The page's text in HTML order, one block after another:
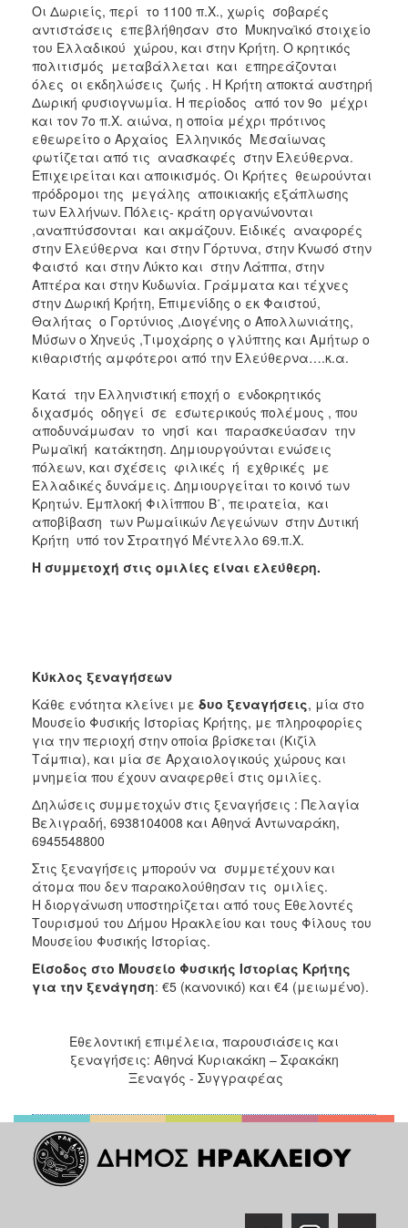
Οι Δωριείς, περί το 1100 π.Χ., χωρίς σοβαρές
αντιστάσεις επεβλήθησαν στο Μυκηναϊκό στοιχείο
του Ελλαδικού χώρου, και στην Κρήτη. Ο κρητικός
πολιτισμός μεταβάλλεται και επηρεάζονται
όλες οι εκδηλώσεις ζωής . Η Κρήτη αποκτά αυστηρή
Δωρική φυσιογνωμία. Η περίοδος από τον 9ο μέχρι
και τον 7ο π.Χ. αιώνα, η οποία μέχρι πρότινος
εθεωρείτο ο Αρχαίος Ελληνικός Μεσαίωνας
φωτίζεται από τις ανασκαφές στην Ελεύθερνα.
Επιχειρείται και αποικισμός. Οι Κρήτες θεωρούνται
πρόδρομοι της μεγάλης αποικιακής εξάπλωσης
των Ελλήνων. Πόλεις- κράτη οργανώνονται
,αναπτύσσονται και ακμάζουν. Ειδικές αναφορές
στην Ελεύθερνα και στην Γόρτυνα, στην Κνωσό στην
Φαιστό και στην Λύκτο και στην Λάππα, στην
Απτέρα και στην Κυδωνία. Γράμματα και τέχνες
στην Δωρική Κρήτη, Επιμενίδης ο εκ Φαιστού,
Θαλήτας ο Γορτύνιος ,Διογένης ο Απολλωνιάτης,
Μύσων ο Χηνεύς ,Τιμοχάρης ο γλύπτης και Αμήτωρ ο
κιθαριστής αμφότεροι από την Ελεύθερνα….κ.α.
Κατά την Ελληνιστική εποχή ο ενδοκρητικός
διχασμός οδηγεί σε εσωτερικούς πολέμους , που
αποδυνάμωσαν το νησί και παρασκεύασαν την
Ρωμαϊκή κατάκτηση. Δημιουργούνται ενώσεις
πόλεων, και σχέσεις φιλικές ή εχθρικές με
Ελλαδικές δυνάμεις. Δημιουργείται το κοινό των
Κρητών. Εμπλοκή Φιλίππου Β΄, πειρατεία, και
αποβίβαση των Ρωμαίικών Λεγεώνων στην Δυτική
Κρήτη υπό τον Στρατηγό Μέντελλο 69.π.Χ.
Η συμμετοχή στις ομιλίες είναι ελεύθερη.
Κύκλος ξεναγήσεων
Κάθε ενότητα κλείνει με δυο ξεναγήσεις, μία στο
Μουσείο Φυσικής Ιστορίας Κρήτης, με πληροφορίες
για την περιοχή στην οποία βρίσκεται (Κιζίλ
Τάμπια), και μία σε Αρχαιολογικούς χώρους και
μνημεία που έχουν αναφερθεί στις ομιλίες.
Δηλώσεις συμμετοχών στις ξεναγήσεις : Πελαγία
Βελιγραδή, 6938104008 και Αθηνά Αντωναράκη,
Στις ξεναγήσεις μπορούν να συμμετέχουν και
άτομα που δεν παρακολούθησαν τις ομιλίες.
Η διοργάνωση υποστηρίζεται από τους Εθελοντές
Τουρισμού του Δήμου Ηρακλείου και τους Φίλους του
Μουσείου Φυσικής Ιστορίας.
Είσοδος στο Μουσείο Φυσικής Ιστορίας Κρήτης
για την ξενάγηση: €5 (κανονικό) και €4 (μειωμένο).
Εθελοντική επιμέλεια, παρουσιάσεις και
ξεναγήσεις: Αθηνά Κυριακάκη – Σφακάκη
Ξεναγός - Συγγραφέας